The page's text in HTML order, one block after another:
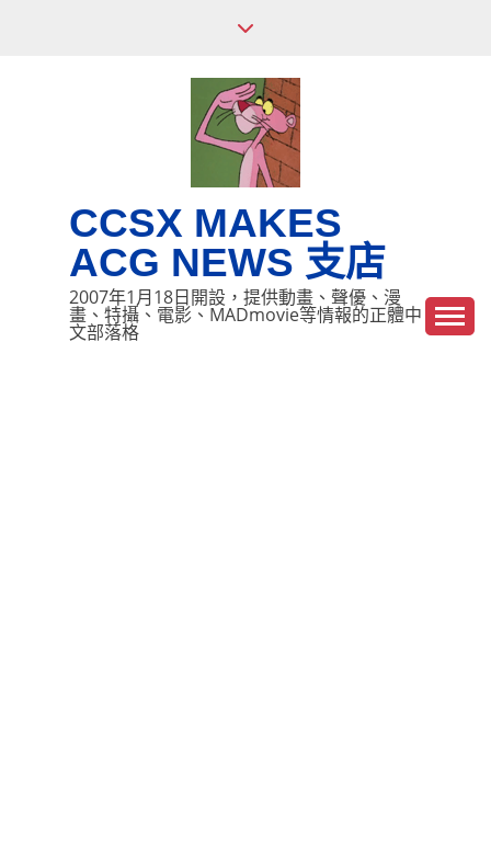
CCSX MAKES
ACG NEWS 支店
2007年1月18日開設，提供動畫、聲優、漫
畫、特攝、電影、MADmovie等情報的正體中
文部落格